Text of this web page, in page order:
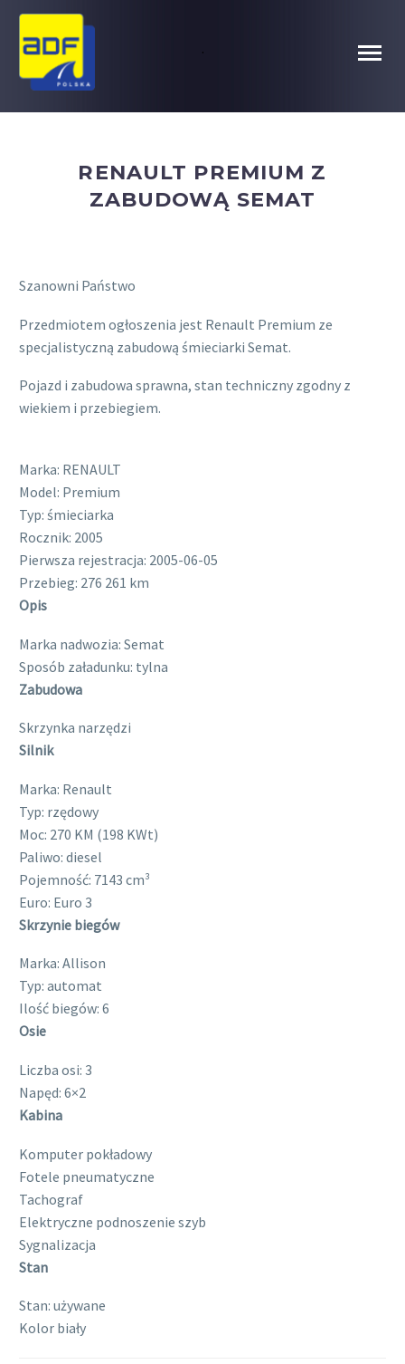
.
RENAULT PREMIUM Z
ZABUDOWĄ SEMAT
Szanowni Państwo
Przedmiotem ogłoszenia jest Renault Premium ze
specjalistyczną zabudową śmieciarki Semat.
Pojazd i zabudowa sprawna, stan techniczny zgodny z
wiekiem i przebiegiem.
Marka: RENAULT
Model: Premium
Typ: śmieciarka
Rocznik: 2005
Pierwsza rejestracja: 2005-06-05
Przebieg: 276 261 km
Opis
Marka nadwozia: Semat
Sposób załadunku: tylna
Zabudowa
Skrzynka narzędzi
Silnik
Marka: Renault
Typ: rzędowy
Moc: 270 KM (198 KWt)
Paliwo: diesel
Pojemność: 7143 cm³
Euro: Euro 3
Skrzynie biegów
Marka: Allison
Typ: automat
Ilość biegów: 6
Osie
Liczba osi: 3
Napęd: 6×2
Kabina
Komputer pokładowy
Fotele pneumatyczne
Tachograf
Elektryczne podnoszenie szyb
Sygnalizacja
Stan
Stan: używane
Kolor biały